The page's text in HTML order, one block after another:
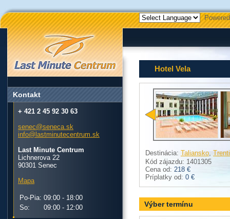
Hotel Vela
Destinácia: Taliansko,
Kód zájazdu: 1401305
Cena od: 218 €
Príplatky od: 0 €
Výber termínu
Kontakt
+ 421 2 45 92 30 63
senec@seneca.sk
info@lastminutecentrum.sk
Last Minute Centrum
Lichnerova 22
90301 Senec
Mapa
Po-Pia: 09:00 - 18:00
So:
09:00 - 12:00